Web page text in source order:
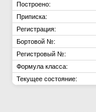
Построено:
Приписка:
Регистрация:
Бортовой №:
Регистровый №:
Формула класса:
Текущее состояние: